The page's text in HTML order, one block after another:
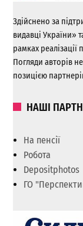
Здійснено за
видавці України»
рамках реалізації
Погляди авторів
позицією
НАШІ
На пенсії
Робота
Depositphotos
ГО